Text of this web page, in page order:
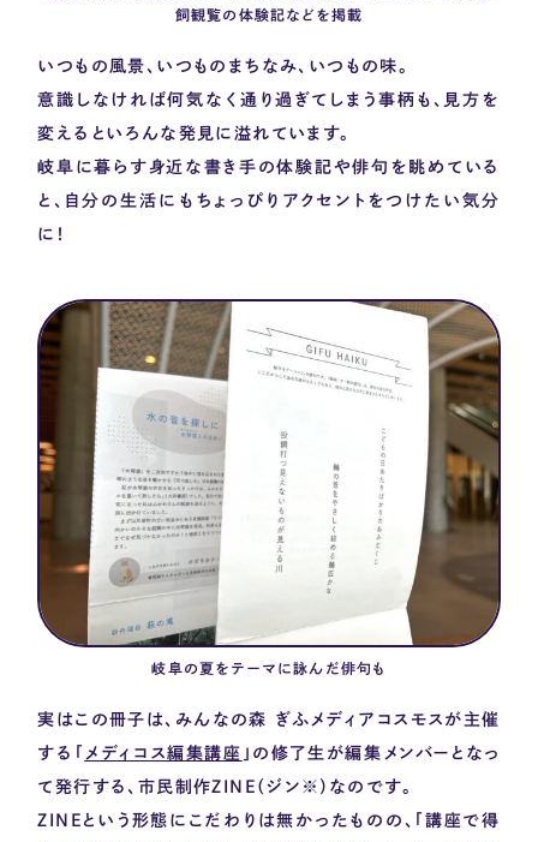
飼観覧の体験記などを掲載
いつもの風景、いつものまちなみ、いつもの味。
意識しなければ何気なく通り過ぎてしまう事柄も、見方を
変えるといろんな発見に溢れています。
岐阜に暮らす身近な書き手の体験記や俳句を眺めている
と、自分の生活にもちょっぴりアクセントをつけたい気分
に！
岐阜の夏をテーマに詠んだ俳句も
実はこの冊子は、みんなの森 ぎふメディアコスモスが主催
する「 メディコス編集講座 」の修了生が編集メンバーとなっ
て発行する、市民制作ZINE （ジン ※ ）なのです。
ZINE という形態にこだわりは無かったものの、「講座で得